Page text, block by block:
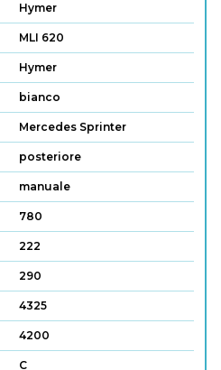
Hymer
MLI 620
Hymer
bianco
Mercedes Sprinter
posteriore
manuale
780
222
290
4325
4200
C